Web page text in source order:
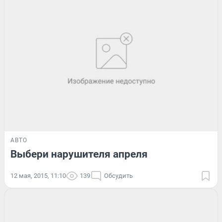
АВТО
Выбери нарушителя апреля
12 мая, 2015, 11:10 139 Обсудить